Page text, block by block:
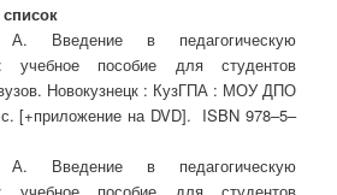
Введение в педагогическую
учебное пособие для студентов
вузов. Новокузнецк : КузГПА : МОУ ДПО
[+приложение на DVD]. ISBN 978–5–
Введение в педагогическую